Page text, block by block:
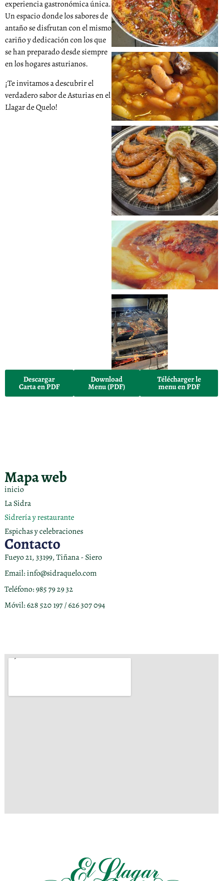
experiencia gastronómica única.
Un espacio donde los sabores de
antaño se disfrutan con el mismo
cariño y dedicación con los que
se han preparado desde siempre
en los hogares asturianos.
¡Te invitamos a descubrir el
verdadero sabor de Asturias en el
Llagar de Quelo!
Descargar
Carta en PDF
Download
Menu (PDF)
Télécharger le
menu en PDF
Mapa web
inicio
La Sidra
Sidrería y restaurante
Espichas y celebraciones
Contacto
Fueyo 21, 33199, Tiñana - Siero
Email: info@sidraquelo.com
Teléfono: 985 79 29 32
Móvil: 628 520 197 / 626 307 094